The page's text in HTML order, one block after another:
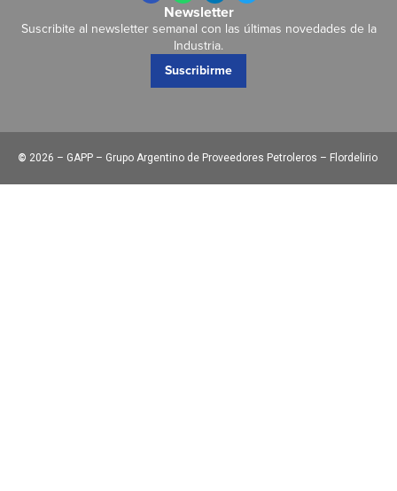
Newsletter
Suscribite al newsletter semanal con las últimas novedades de la
Industria.
Suscribirme
© 2026 – GAPP – Grupo Argentino de Proveedores Petroleros – Flordelirio